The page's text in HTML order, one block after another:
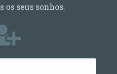
os seus sonhos.